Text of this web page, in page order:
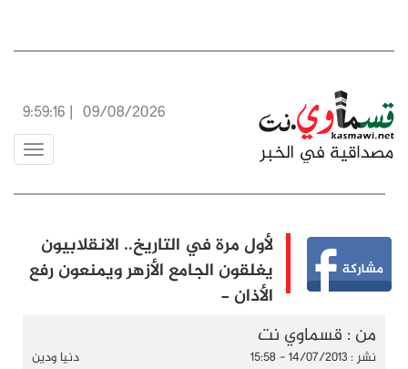
09/08/2026
|
9:59:17
Toggle
لأول مرة في التاريخ.. الانقلابيون
يغلقون الجامع الأزهر ويمنعون رفع
الأذان -
من : قسماوي نت
نشر : 14/07/2013 - 15:58 دنيا ودين